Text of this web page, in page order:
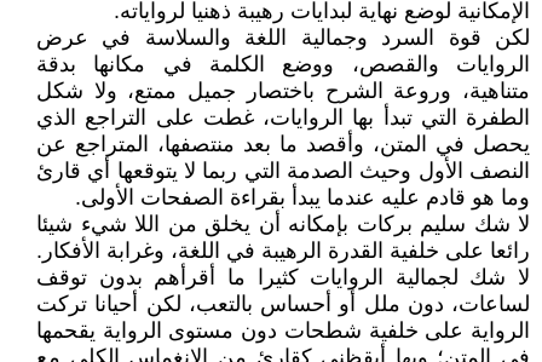
الإمكانية لوضع نهاية لبدايات رهيبة ذهنيا لرواياته.
لكن قوة السرد وجمالية اللغة والسلاسة في عرض
الروايات والقصص، ووضع الكلمة في مكانها بدقة
متناهية، وروعة الشرح باختصار جميل ممتع، ولا شكل
الطفرة التي تبدأ بها الروايات، غطت على التراجع الذي
يحصل في المتن، وأقصد ما بعد منتصفها، المتراجع عن
النصف الأول وحيث الصدمة التي ربما لا يتوقعها أي قارئ
وما هو قادم عليه عندما يبدأ بقراءة الصفحات الأولى.
لا شك سليم بركات بإمكانه أن يخلق من اللا شيء شيئا
رائعا على خلفية القدرة الرهيبة في اللغة، وغرابة الأفكار.
لا شك لجمالية الروايات كثيرا ما أقرأهم بدون توقف
لساعات، دون ملل أو أحساس بالتعب، لكن أحيانا تركت
الرواية على خلفية شطحات دون مستوى الرواية يقحمها